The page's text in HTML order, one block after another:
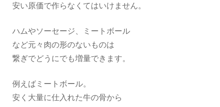
安い原価で作らなくてはいけません。
ハムやソーセージ、ミートボール
など元々肉の形のないものは
繋ぎでどうにでも増量できます。
例えばミートボール。
安く大量に仕入れた牛の骨から